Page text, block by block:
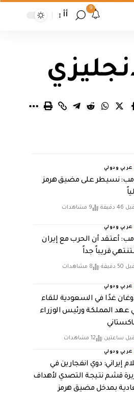
9
أأ
عربي ودولي
نسيطر على مضيق هرمز
46 دقيقة 9 مشاهدات
عربي ودولي
أعتقد أن الحرب مع إيران
قريباً جداً
50 دقيقة 8 مشاهدات
عربي ودولي
غدًا في السعودية للقاء
عهد المملكة ورئيس الوزراء
ساعتين 12 مشاهدات
عربي ودولي
إيراني: دوي انفجارين في
قشم نتيجة التصدي لأهداف
بمدخل مضيق هرمز